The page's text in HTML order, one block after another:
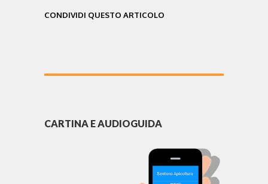
CONDIVIDI QUESTO ARTICOLO
CARTINA E AUDIOGUIDA